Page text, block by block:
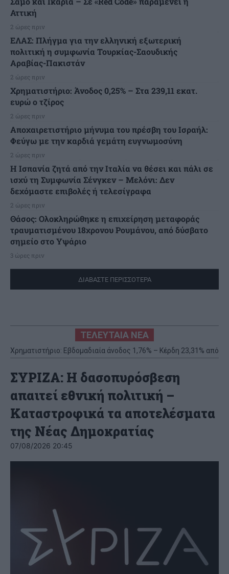
Αττική
2 ώρες πριν
ΕΛΑΣ: Πλήγμα για την ελληνική εξωτερική
πολιτική η συμφωνία Τουρκίας-Σαουδικής
Αραβίας-Πακιστάν
2 ώρες πριν
Χρηματιστήριο: Άνοδος 0,25% – Στα 239,11 εκατ.
ευρώ ο τζίρος
2 ώρες πριν
Αποχαιρετιστήριο μήνυμα του πρέσβη του Ισραήλ:
Φεύγω με την καρδιά γεμάτη ευγνωμοσύνη
2 ώρες πριν
H Ισπανία ζητά από την Ιταλία να θέσει και πάλι σε
ισχύ τη Συμφωνία Σένγκεν – Μελόνι: Δεν
δεχόμαστε επιβολές ή τελεσίγραφα
2 ώρες πριν
Θάσος: Ολοκληρώθηκε η επιχείρηση μεταφοράς
τραυματισμένου 18χρονου Ρουμάνου, από δύσβατο
σημείο στο Υψάριο
3 ώρες πριν
ΔΙΑΒΑΣΤΕ ΠΕΡΙΣΣΟΤΕΡΑ